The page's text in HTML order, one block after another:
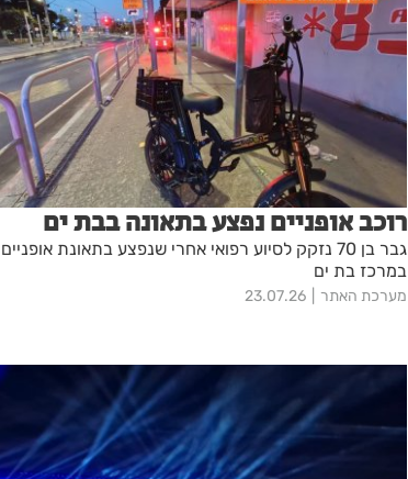
רוכב אופניים נפצע בתאונה בבת ים
גבר בן 70 נזקק לסיוע רפואי אחרי שנפצע בתאונת אופניים
במרכז בת ים
מערכת האתר 23.07.26